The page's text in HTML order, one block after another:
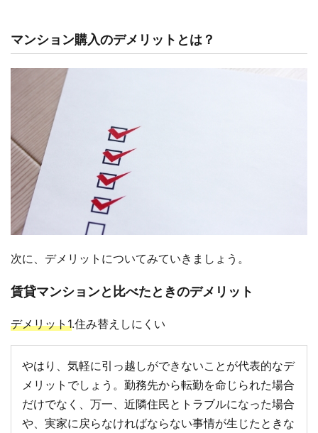
マンション購入のデメリットとは？
次に、デメリットについてみていきましょう。
賃貸マンションと比べたときのデメリット
デメリット1.住み替えしにくい
やはり、気軽に引っ越しができないことが代表的なデ
メリットでしょう。勤務先から転勤を命じられた場合
だけでなく、万一、近隣住民とトラブルになった場合
や、実家に戻らなければならない事情が生じたときな